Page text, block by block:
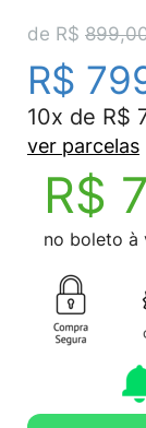
de R$
R$
10x de R$
ver parcelas
R$
no boleto à